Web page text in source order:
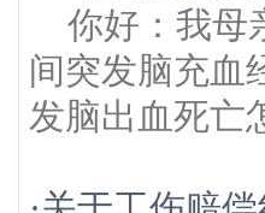
你好：我母
间突发脑充血
发脑出血死亡